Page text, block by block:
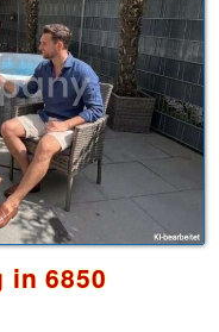
in 6850